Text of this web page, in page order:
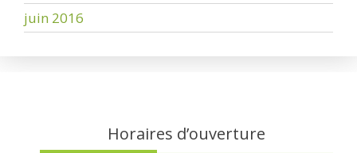
juin 2016
Horaires d’ouverture